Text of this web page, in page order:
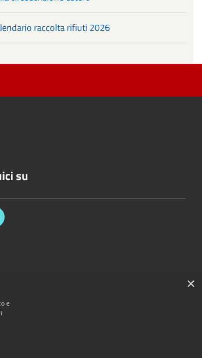
raccolta rifiuti 2026
su
• Powered by
×
e